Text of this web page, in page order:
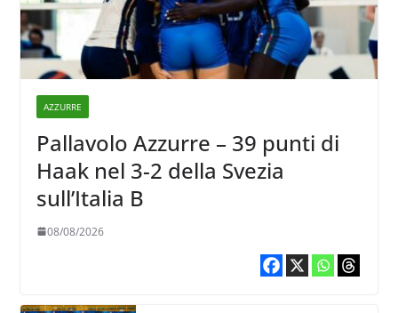
AZZURRE
Pallavolo Azzurre – 39 punti di
Haak nel 3-2 della Svezia
sull’Italia B
08/08/2026